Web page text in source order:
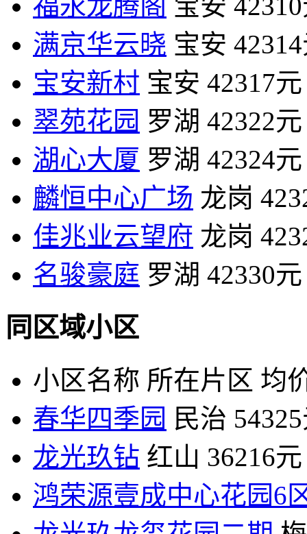
满京华云晓 宝安
宝安新村 宝安 42317元
翠苑花园 罗湖 42322元
湖心大厦 罗湖 42324元
麟恒中心广场 龙岗
佳兆业云望府 龙岗
名骏豪庭 罗湖 42330元
同区域小区
小区名称 所在片区 均
春华四季园 民治
龙光玖钻 红山 36216元
鸿荣源壹成中心花园6